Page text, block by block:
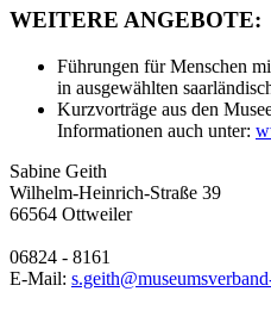
WEITERE ANGEBOTE:
Führungen für Menschen
in ausgewählten
Kurzvorträge aus den
Informationen auch unter:
Sabine Geith
Wilhelm-Heinrich-Straße 39
66564 Ottweiler
06824 - 8161
E-Mail: